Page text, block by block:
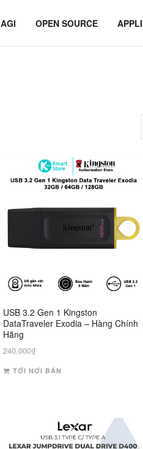
AGI OPEN SOURCE
USB 3.2 Gen 1 Kingston
DataTraveler Exodia – Hàng Chính
Hãng
240.000₫
TỚI NƠI BÁN